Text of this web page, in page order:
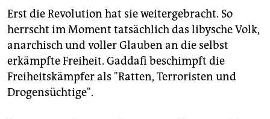
Erst die Revolution hat sie weitergebracht. So
herrscht im Moment tatsächlich das libysche Volk,
anarchisch und voller Glauben an die selbst
erkämpfte Freiheit. Gaddafi beschimpft die
Freiheitskämpfer als "Ratten, Terroristen und
Drogensüchtige".